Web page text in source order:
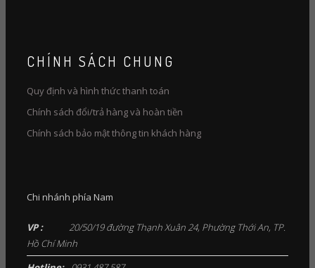
CHÍNH SÁCH CHUNG
Quy định và hình thức thanh toán
Chính sách đổi/trả hàng và hoàn tiền
Chính sách bảo mật thông tin khách hàng
Chi nhánh phía Nam
VP :
20/50/19 đường Thạnh Xuân 24, Phường Thới An, TP.
Hồ Chí Minh